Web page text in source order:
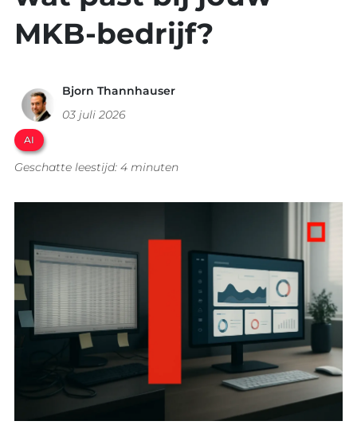
MKB-bedrijf?
Bjorn Thannhauser
03 juli 2026
AI
Geschatte leestijd: 4 minuten